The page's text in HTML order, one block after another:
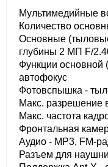
Мультимедийные
Количество
Основные
глубины 2 МП F/
Функции
автофокус
Фотовспышка -
Макс. разрешение
Макс. частота
Фронтальная
Аудио - MP3, FM-
Разъем для